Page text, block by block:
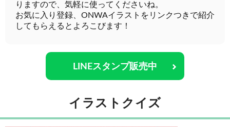
りますので、気軽に使ってくださいね。
お気に入り登録、ONWAイラストをリンクつきで紹介
してもらえるとよろこびます！
LINEスタンプ販売中
イラストクイズ